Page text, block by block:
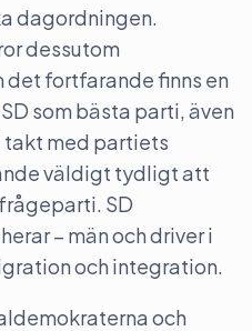
dagordningen.
dessutom
fortfarande finns en
som bästa parti, även
takt med partiets
väldigt tydligt att
SD
– män och driver i
och integration.
och